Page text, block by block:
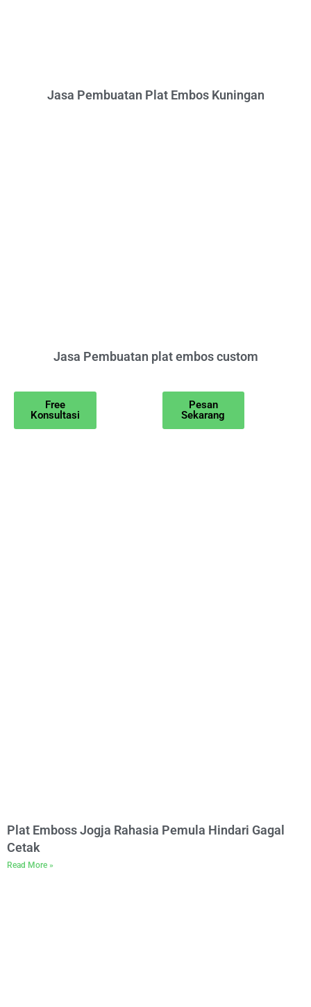
Jasa Pembuatan Plat Embos Kuningan
Jasa Pembuatan plat embos custom
Free
Konsultasi
Pesan
Sekarang
Plat Emboss Jogja Rahasia Pemula Hindari Gagal
Cetak
Read More »